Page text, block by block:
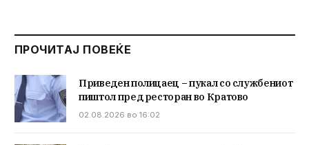
ПРОЧИТАЈ ПОВЕЌЕ
Приведен полицаец – пукал со службениот
пиштол пред ресторан во Кратово
02.08.2026 во 16:02